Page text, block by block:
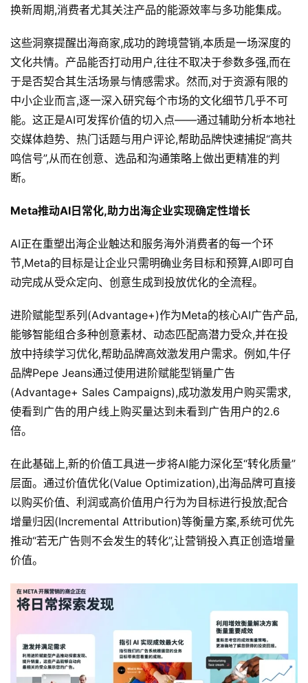
原
创
专
栏
行
业
动
态
碎
念
荐
&
工
具
关
于
&
言
换新周期,消费者尤其关注产品的能源效率与多功能集成。
这些洞察提醒出海商家,成功的跨境营销,本质是一场深度的
文化共情。产品能否打动用户,往往不取决于参数多强,而在
于是否契合其生活场景与情感需求。然而,对于资源有限的
中小企业而言,逐一深入研究每个市场的文化细节几乎不可
能。这正是AI可发挥价值的切入点——通过辅助分析本地社
交媒体趋势、热门话题与用户评论,帮助品牌快速捕捉“高共
鸣信号”,从而在创意、选品和沟通策略上做出更精准的判
断。
Meta推动AI日常化,助力出海企业实现确定性增长
AI正在重塑出海企业触达和服务海外消费者的每一个环
节,Meta的目标是让企业只需明确业务目标和预算,AI即可自
动完成从受众定向、创意生成到投放优化的全流程。
进阶赋能型系列(Advantage+)作为Meta的核心AI广告产品,
能够智能组合多种创意素材、动态匹配高潜力受众,并在投
放中持续学习优化,帮助品牌高效激发用户需求。例如,牛仔
品牌Pepe Jeans通过使用进阶赋能型销量广告
(Advantage+ Sales Campaigns),成功激发用户购买需求,
使看到广告的用户线上购买量达到未看到广告用户的2.6
倍。
在此基础上,新的价值工具进一步将AI能力深化至“转化质量”
层面。通过价值优化(Value Optimization),出海品牌可直接
以购买价值、利润或高价值用户行为为目标进行投放;配合
增量归因(Incremental Attribution)等衡量方案,系统可优先
推动“若无广告则不会发生的转化”,让营销投入真正创造增量
价值。